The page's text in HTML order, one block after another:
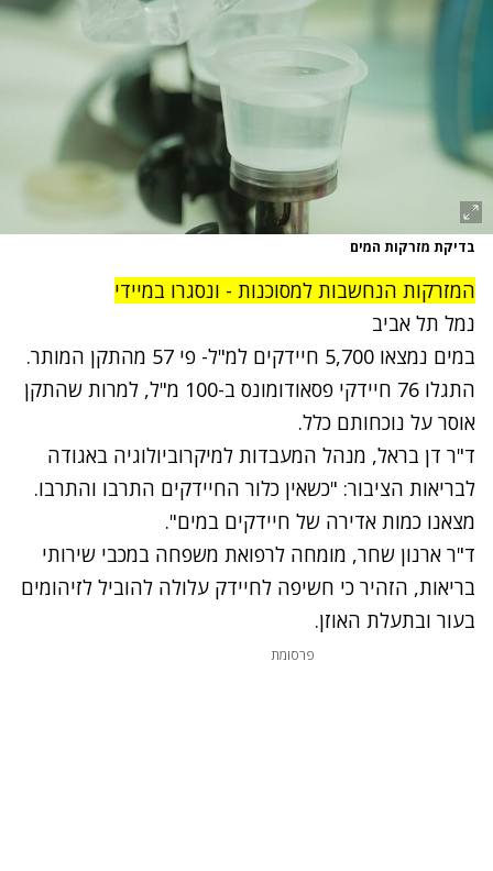
בדיקת מזרקות המים
המזרקות הנחשבות למסוכנות - ונסגרו במיידי
נמל תל אביב
במים נמצאו 5,700 חיידקים למ"ל- פי 57 מהתקן המותר.
התגלו 76 חיידקי פסאודומונס ב-100 מ"ל, למרות שהתקן
אוסר על נוכחותם כלל.
ד"ר דן בראל, מנהל המעבדות למיקרוביולוגיה באגודה
לבריאות הציבור: "כשאין כלור החיידקים התרבו והתרבו.
מצאנו כמות אדירה של חיידקים במים".
ד"ר ארנון שחר, מומחה לרפואת משפחה במכבי שירותי
בריאות, הזהיר כי חשיפה לחיידק עלולה להוביל לזיהומים
בעור ובתעלת האוזן.
פרסומת